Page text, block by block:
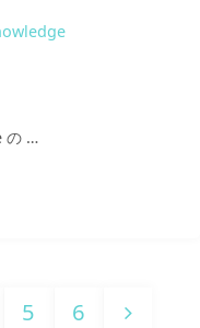
の …
5 6